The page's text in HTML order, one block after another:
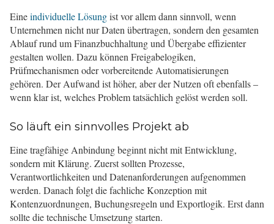
Eineindividuelle Lösungist vor allem dann sinnvoll, wenn
Unternehmen nicht nur Daten übertragen, sondern den gesamten
Ablauf rund um Finanzbuchhaltung und Übergabe effizienter
gestalten wollen. Dazu können Freigabelogiken,
Prüfmechanismen oder vorbereitende Automatisierungen
gehören. Der Aufwand ist höher, aber der Nutzen oft ebenfalls –
wenn klar ist, welches Problem tatsächlich gelöst werden soll.
So läuft ein sinnvolles Projekt ab
Eine tragfähige Anbindung beginnt nicht mit Entwicklung,
sondern mit Klärung. Zuerst sollten Prozesse,
Verantwortlichkeiten und Datenanforderungen aufgenommen
werden. Danach folgt die fachliche Konzeption mit
Kontenzuordnungen, Buchungsregeln und Exportlogik. Erst dann
sollte die technische Umsetzung starten.